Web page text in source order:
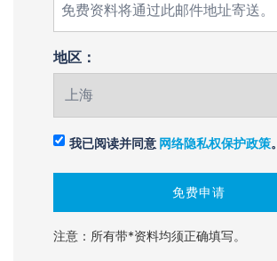
地区：
我已阅读并同意 网络隐私权保护政策。
注意：所有带*资料均须正确填写。